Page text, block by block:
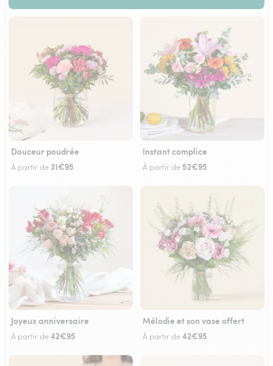
Douceur poudrée
À partir de 31€95
Instant complice
À partir de 52€95
Joyeux anniversaire
À partir de42€95
Mélodie et son vase offert
À partir de42€95